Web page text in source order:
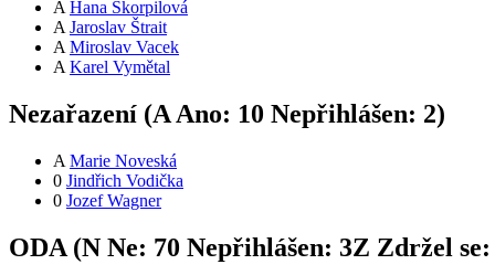
A Hana Škorpilová
A Jaroslav Štrait
A Miroslav Vacek
A Karel Vymětal
Nezařazení (A Ano: 10 Nepřihlášen: 2)
A Marie Noveská
0 Jindřich Vodička
0 Jozef Wagner
ODA (N Ne: 70 Nepřihlášen: 3Z Zdržel se: